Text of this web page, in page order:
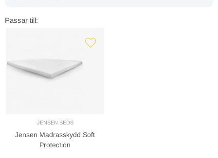
Passar till:
JENSEN BEDS
Jensen Madrasskydd Soft
Protection